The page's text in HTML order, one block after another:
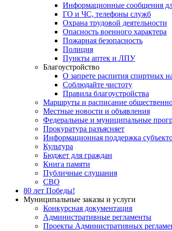
Информационные сообщения
ГО и ЧС, телефоны служб
Охрана трудовой деятельности
Опасность военного характера
Пожарная безопасность
Полиция
Пункты аптек и ЛПУ
Благоустройство
О запрете распития спиртных
Соблюдайте чистоту
Правила благоустройства
Маршруты и расписание
Местные новости и объявления
Федеральные и муниципальные
Прокуратура разъясняет
Информационная поддержка
Культура
Бюджет для граждан
Книга памяти
Публичные слушания
СВО
80 лет Победы!
Муниципальные заказы и услуги
Конкурсная документация
Административные регламенты
Проекты Административных